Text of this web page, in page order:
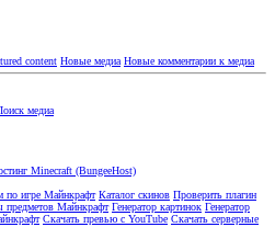
content Новые медиа Новые комментарии к медиа
медиа
Minecraft (BungeeHost)
по игре Майнкрафт Каталог скинов Проверить плагин
предметов Майнкрафт Генератор картинок Генератор
Скачать превью с YouTube Скачать серверные